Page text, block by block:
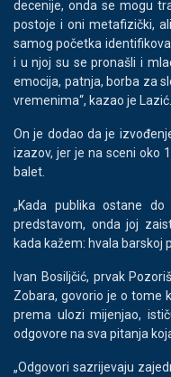
decenije, onda se mogu
postoje i oni metafizički,
samog početka
i u njoj su se pronašli i
emocija, patnja, borba za
vremenima“, kazao je Lazić.
On je dodao da je
izazov, jer je na sceni oko
balet.
„Kada publika ostane
predstavom, onda joj
kada kažem: hvala barskoj
Ivan Bosiljčić, prvak
Zobara, govorio je o tome
prema ulozi mijenjao,
odgovore na sva pitanja
„Odgovori sazrijevaju